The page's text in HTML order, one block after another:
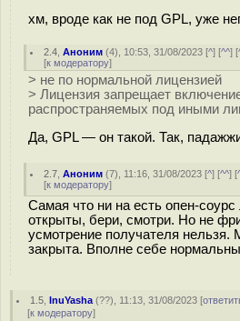
хм, вроде как не под GPL, уже
2.4 ,Аноним (4), 10:53, 31/08/2023 [^] [^^] [
[к модератору]
> не по нормальной лицензией
> Лицензия запрещает
распространяемых под иными
Да, GPL — он такой. Так,
2.7 ,Аноним (7), 11:16, 31/08/2023 [^] [^^] [
[к модератору]
Самая что ни на есть опен-
открыты, бери, смотри. Но не
усмотрение получателя нельзя.
закрыта. Вполне себе
1.5 ,InuYasha (??), 11:13, 31/08/2023 [
[к модератору]